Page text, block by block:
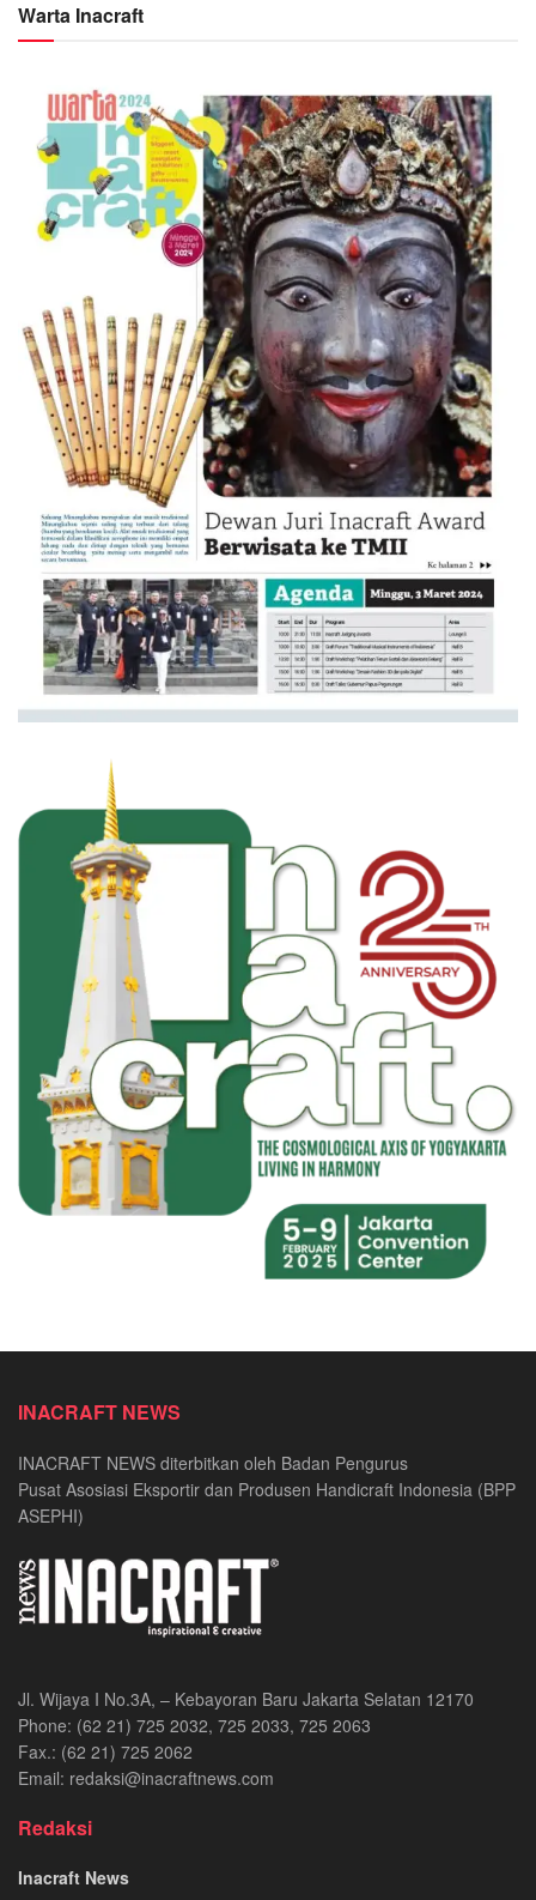
Warta Inacraft
INACRAFT NEWS
INACRAFT NEWS diterbitkan oleh Badan Pengurus
Pusat Asosiasi Eksportir dan Produsen Handicraft Indonesia (BPP
ASEPHI)
Jl. Wijaya I No.3A, – Kebayoran Baru Jakarta Selatan 12170
Phone: (62 21) 725 2032, 725 2033, 725 2063
Fax.: (62 21) 725 2062
Email: redaksi@inacraftnews.com
Redaksi
Inacraft News